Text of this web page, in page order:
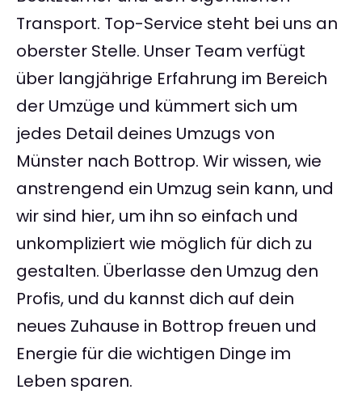
Transport. Top-Service steht bei uns an
oberster Stelle. Unser Team verfügt
über langjährige Erfahrung im Bereich
der Umzüge und kümmert sich um
jedes Detail deines Umzugs von
Münster nach Bottrop. Wir wissen, wie
anstrengend ein Umzug sein kann, und
wir sind hier, um ihn so einfach und
unkompliziert wie möglich für dich zu
gestalten. Überlasse den Umzug den
Profis, und du kannst dich auf dein
neues Zuhause in Bottrop freuen und
Energie für die wichtigen Dinge im
Leben sparen.